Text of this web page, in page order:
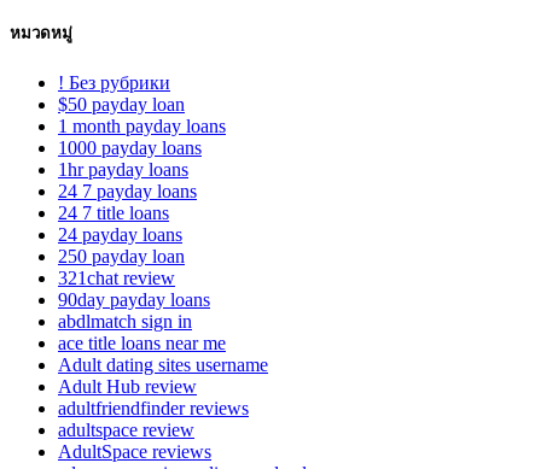
หมวดหมู่
! Без рубрики
$50 payday loan
1 month payday loans
1000 payday loans
1hr payday loans
24 7 payday loans
24 7 title loans
24 payday loans
250 payday loan
321chat review
90day payday loans
abdlmatch sign in
ace title loans near me
Adult dating sites username
Adult Hub review
adultfriendfinder reviews
adultspace review
AdultSpace reviews